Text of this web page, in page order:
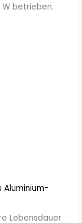
betrieben.
Aluminium-
Lebensdauer